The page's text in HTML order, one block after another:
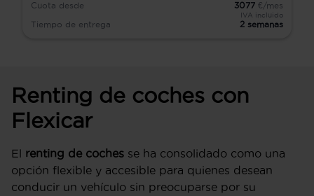
Cuota desde
3077 €/mes
IVA incluido
Tiempo de entrega 2 semanas
Renting de coches con
Flexicar
El renting de coches se ha consolidado como una
opción flexible y accesible para quienes desean
conducir un vehículo sin preocuparse por su